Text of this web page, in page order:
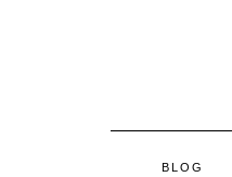
BLOG